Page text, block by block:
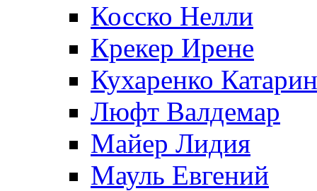
Косско Нелли
Крекер Ирене
Кухаренко
Люфт Валдемaр
Майер Лидия
Мауль Евгений